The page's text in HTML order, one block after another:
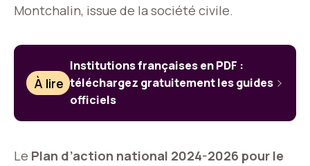
Montchalin, issue de la société civile.
À lire
Institutions françaises en PDF :
téléchargez gratuitement les guides
officiels
Le Plan d’action national 2024-2026 pour le